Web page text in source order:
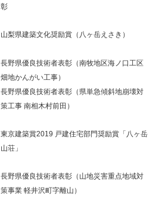
彰
山梨県建築文化奨励賞（八ヶ岳えさき）
長野県優良技術者表彰（南牧地区海ノ口工区
畑地かんがい工事）
長野県優良技術者表彰（県単急傾斜地崩壊対
策工事 南相木村前田）
東京建築賞2019 戸建住宅部門奨励賞「八ヶ岳
山荘」
長野県優良技術者表彰（山地災害重点地域対
策事業 軽井沢町字離山）